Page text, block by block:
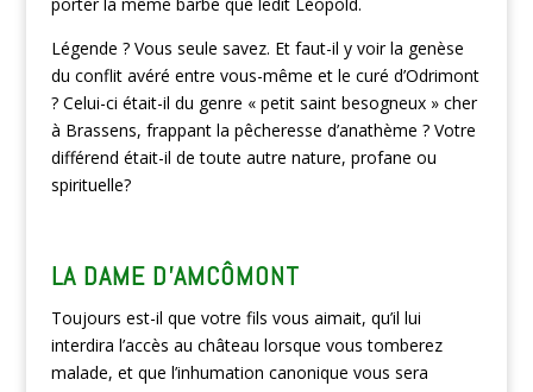
porter la même barbe que ledit Léopold.
Légende ? Vous seule savez. Et faut-il y voir la genèse
du conflit avéré entre vous-même et le curé d’Odrimont
? Celui-ci était-il du genre « petit saint besogneux » cher
à Brassens, frappant la pêcheresse d’anathème ? Votre
différend était-il de toute autre nature, profane ou
spirituelle?
LA DAME D’AMCÔMONT
Toujours est-il que votre fils vous aimait, qu’il lui
interdira l’accès au château lorsque vous tomberez
malade, et que l’inhumation canonique vous sera